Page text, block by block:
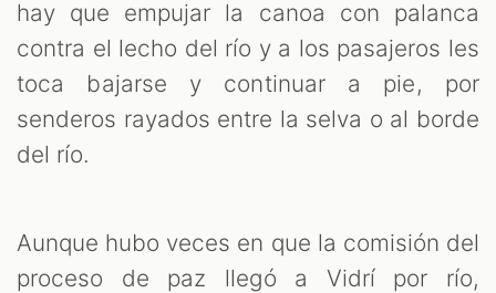
hay que empujar la canoa con palanca
contra el lecho del río y a los pasajeros les
toca bajarse y continuar a pie, por
senderos rayados entre la selva o al borde
del río.
Aunque hubo veces en que la comisión del
proceso de paz llegó a Vidrí por río,